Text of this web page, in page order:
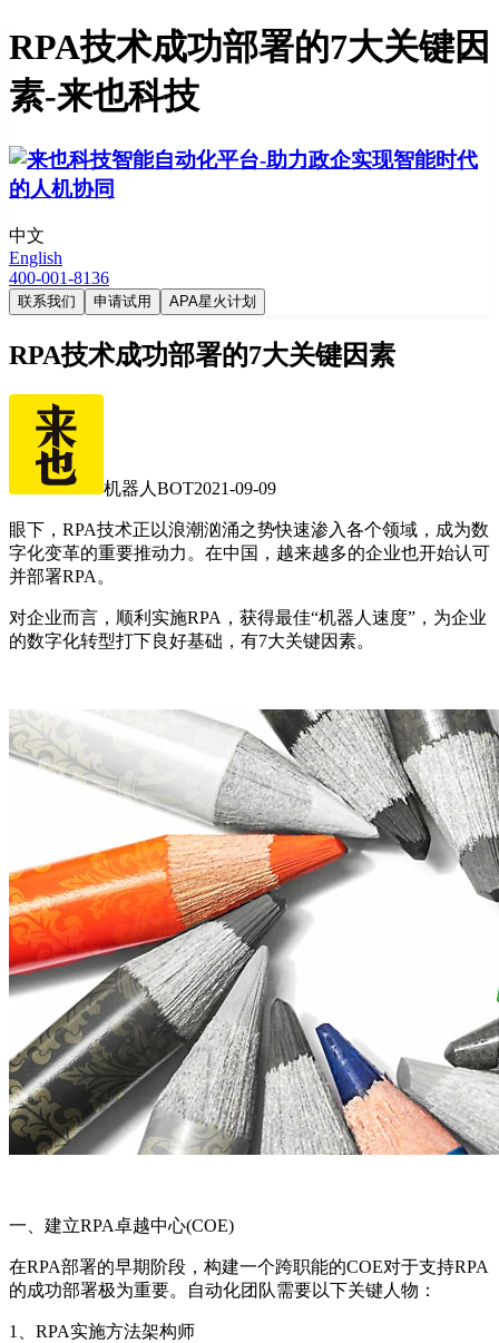
RPA技术成功部署的7大关键因
素-来也科技
中文
English
400-001-8136
联系我们 申请试用 APA星火计划
RPA技术成功部署的7大关键因素
机器人BOT2021-09-09
眼下，RPA技术正以浪潮汹涌之势快速渗入各个领域，成为数
字化变革的重要推动力。在中国，越来越多的企业也开始认可
并部署RPA。
对企业而言，顺利实施RPA，获得最佳“机器人速度”，为企业
的数字化转型打下良好基础，有7大关键因素。
一、建立RPA卓越中心(COE)
在RPA部署的早期阶段，构建一个跨职能的COE对于支持RPA
的成功部署极为重要。自动化团队需要以下关键人物：
1、RPA实施方法架构师